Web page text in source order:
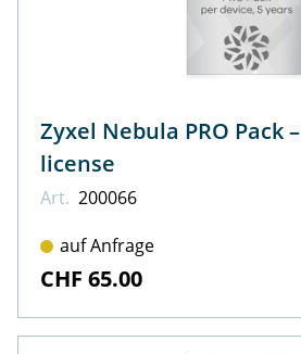
Zyxel Nebula PRO Pack – Per device
license
Art. 200066
auf Anfrage
CHF 65.00